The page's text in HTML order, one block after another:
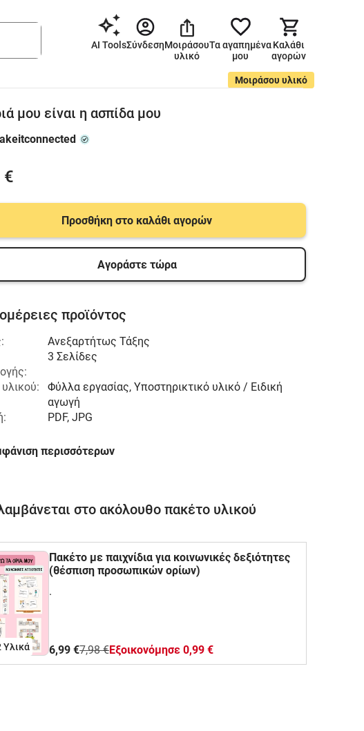
AI ToolsΣύνδεσηΜοιράσου
υλικό
Τα αγαπημένα
μου
Καλάθι
αγορών
Μοιράσου υλικό
μου είναι η ασπίδα μου
€
Προσθήκη στο καλάθι αγορών
Αγοράστε τώρα
προϊόντος
Ανεξαρτήτως Τάξης
3 Σελίδες
Φύλλα εργασίας, Υποστηρικτικό υλικό / Ειδική
αγωγή
PDF, JPG
περισσότερων
στο ακόλουθο πακέτο υλικού
Υλικά
Πακέτο με παιχνίδια για κοινωνικές δεξιότητες
(θέσπιση προσωπικών ορίων)
.
6,99 €7,98 €Eξοικονόμησε 0,99 €